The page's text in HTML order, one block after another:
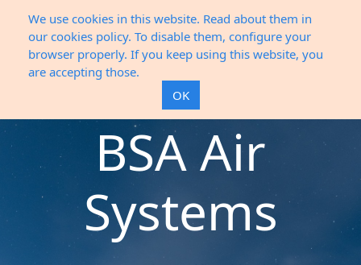
We use cookies in this website. Read about them in
our cookies policy. To disable them, configure your
browser properly. If you keep using this website, you
are accepting those.
OK
BSA Air
Systems